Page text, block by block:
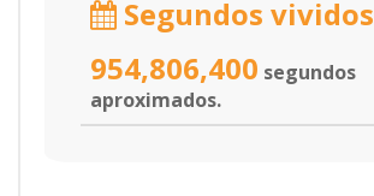
Segundos vividos
954,806,400 segundos
aproximados.